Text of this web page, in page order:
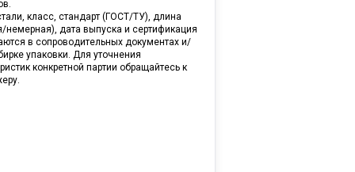
класс, стандарт (ГОСТ/ТУ), длина
немерная), дата выпуска и сертификация
в сопроводительных документах и/
упаковки. Для уточнения
конкретной партии обращайтесь к